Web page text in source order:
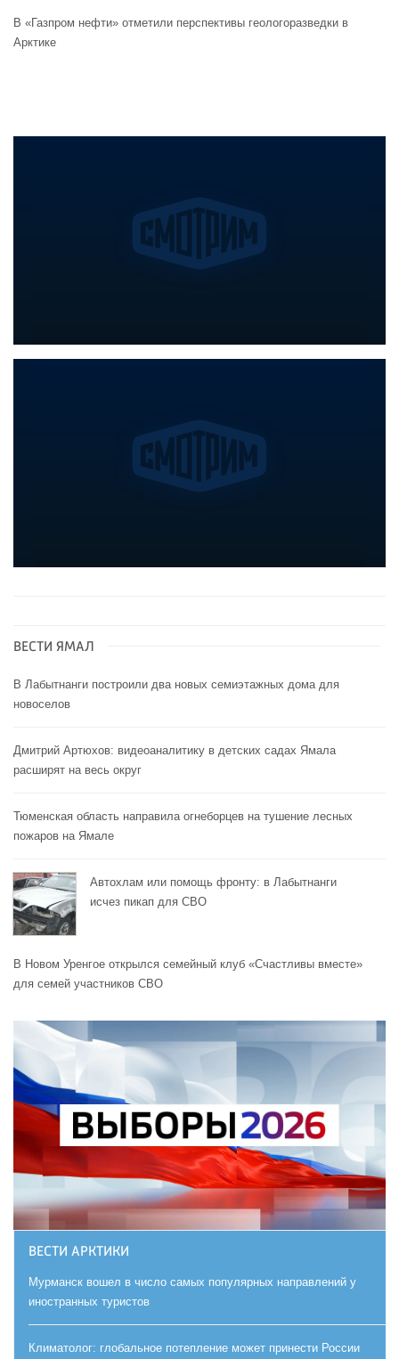
В «Газпром нефти» отметили перспективы геологоразведки в
Арктике
ВЕСТИ ЯМАЛ
В Лабытнанги построили два новых семиэтажных дома для
новоселов
Дмитрий Артюхов: видеоаналитику в детских садах Ямала
расширят на весь округ
Тюменская область направила огнеборцев на тушение лесных
пожаров на Ямале
Автохлам или помощь фронту: в Лабытнанги
исчез пикап для СВО
В Новом Уренгое открылся семейный клуб «Счастливы вместе»
для семей участников СВО
ВЕСТИ АРКТИКИ
Мурманск вошел в число самых популярных направлений у
иностранных туристов
Климатолог: глобальное потепление может принести России